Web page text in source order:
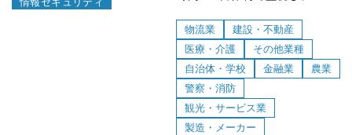
早期に発見。独自エージェント
とクラウド分析により、軽量か
つ高精度な検知が可能です。
物流業
建設・不動産
医療・介護
その他業種
自治体・学校
金融業
農業
警察・消防
観光・サービス業
製造・メーカー